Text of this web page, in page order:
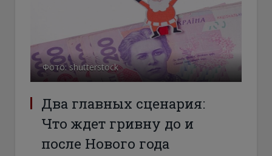
Фото: shutterstock
Два главных сценария:
Что ждет гривну до и
после Нового года